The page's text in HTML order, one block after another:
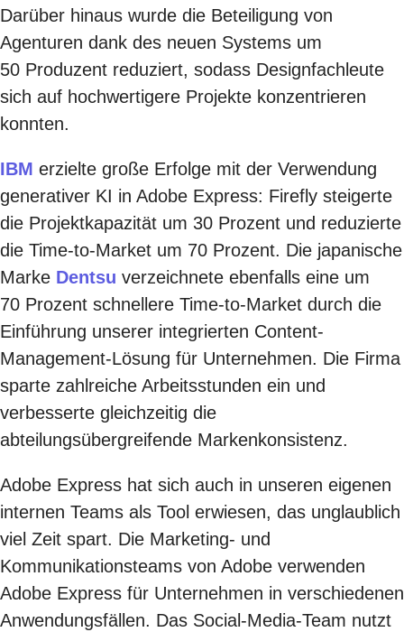
Darüber hinaus wurde die Beteiligung von
Agenturen dank des neuen Systems um
50 Produzent reduziert, sodass Designfachleute
sich auf hochwertigere Projekte konzentrieren
konnten.
IBM erzielte große Erfolge mit der Verwendung
generativer KI in Adobe Express: Firefly steigerte
die Projektkapazität um 30 Prozent und reduzierte
die Time-to-Market um 70 Prozent. Die japanische
Marke Dentsu verzeichnete ebenfalls eine um
70 Prozent schnellere Time-to-Market durch die
Einführung unserer integrierten Content-
Management-Lösung für Unternehmen. Die Firma
sparte zahlreiche Arbeitsstunden ein und
verbesserte gleichzeitig die
abteilungsübergreifende Markenkonsistenz.
Adobe Express hat sich auch in unseren eigenen
internen Teams als Tool erwiesen, das unglaublich
viel Zeit spart. Die Marketing- und
Kommunikationsteams von Adobe verwenden
Adobe Express für Unternehmen in verschiedenen
Anwendungsfällen. Das Social-Media-Team nutzt